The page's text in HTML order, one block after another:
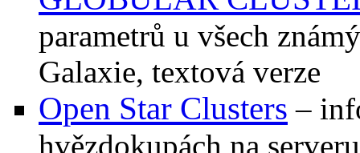
parametrů u všech
Galaxie, textová verze
Open Star Clusters –
hvězdokupách na